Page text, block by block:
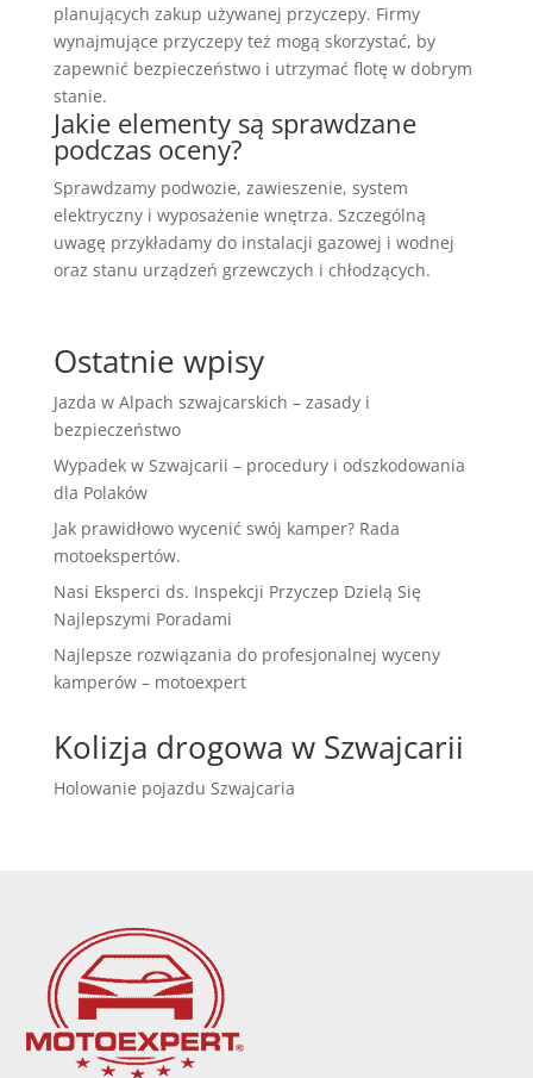
planujących zakup używanej przyczepy. Firmy
wynajmujące przyczepy też mogą skorzystać, by
zapewnić bezpieczeństwo i utrzymać flotę w dobrym
stanie.
Jakie elementy są sprawdzane
podczas oceny?
Sprawdzamy podwozie, zawieszenie, system
elektryczny i wyposażenie wnętrza. Szczególną
uwagę przykładamy do instalacji gazowej i wodnej
oraz stanu urządzeń grzewczych i chłodzących.
Ostatnie wpisy
Jazda w Alpach szwajcarskich – zasady i
bezpieczeństwo
Wypadek w Szwajcarii – procedury i odszkodowania
dla Polaków
Jak prawidłowo wycenić swój kamper? Rada
motoekspertów.
Nasi Eksperci ds. Inspekcji Przyczep Dzielą Się
Najlepszymi Poradami
Najlepsze rozwiązania do profesjonalnej wyceny
kamperów – motoexpert
Kolizja drogowa w Szwajcarii
Holowanie pojazdu Szwajcaria